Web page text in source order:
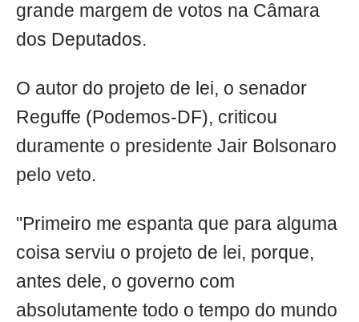
grande margem de votos na Câmara
dos Deputados.
O autor do projeto de lei, o senador
Reguffe (Podemos-DF), criticou
duramente o presidente Jair Bolsonaro
pelo veto.
"Primeiro me espanta que para alguma
coisa serviu o projeto de lei, porque,
antes dele, o governo com
absolutamente todo o tempo do mundo